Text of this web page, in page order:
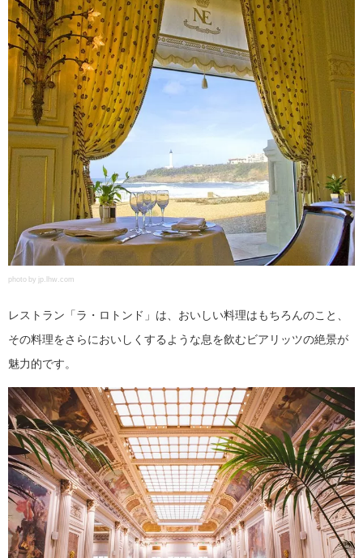
photo by jp.lhw.com
レストラン「ラ・ロトンド」は、おいしい料理はもちろんのこと、
その料理をさらにおいしくするような息を飲むビアリッツの絶景が
魅力的です。